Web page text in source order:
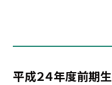
平成２４年度前期